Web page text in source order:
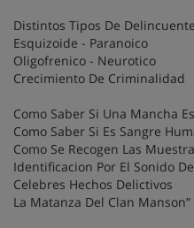
Distintos Tipos De
Esquizoide - Paranoico
Oligofrenico - Neurotico
Crecimiento De Criminalidad
Como Saber Si Una Mancha
Como Saber Si Es Sangre
Como Se Recogen Las
Identificacion Por El Sonido
Celebres Hechos Delictivos
La Matanza Del Clan Manson”